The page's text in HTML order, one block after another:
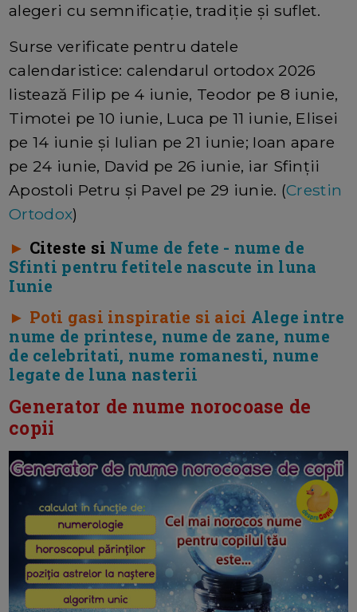
alegeri cu semnificație, tradiție și suflet.
Surse verificate pentru datele
calendaristice: calendarul ortodox 2026
listează Filip pe 4 iunie, Teodor pe 8 iunie,
Timotei pe 10 iunie, Luca pe 11 iunie, Elisei
pe 14 iunie și Iulian pe 21 iunie; Ioan apare
pe 24 iunie, David pe 26 iunie, iar Sfinții
Apostoli Petru și Pavel pe 29 iunie. (Crestin
Ortodox)
► Citeste si Nume de fete - nume de
Sfinti pentru fetitele nascute in luna
Iunie
► Poti gasi inspiratie si aici Alege intre
nume de printese, nume de zane, nume
de celebritati, nume romanesti, nume
legate de luna nasterii
Generator de nume norocoase de
copii